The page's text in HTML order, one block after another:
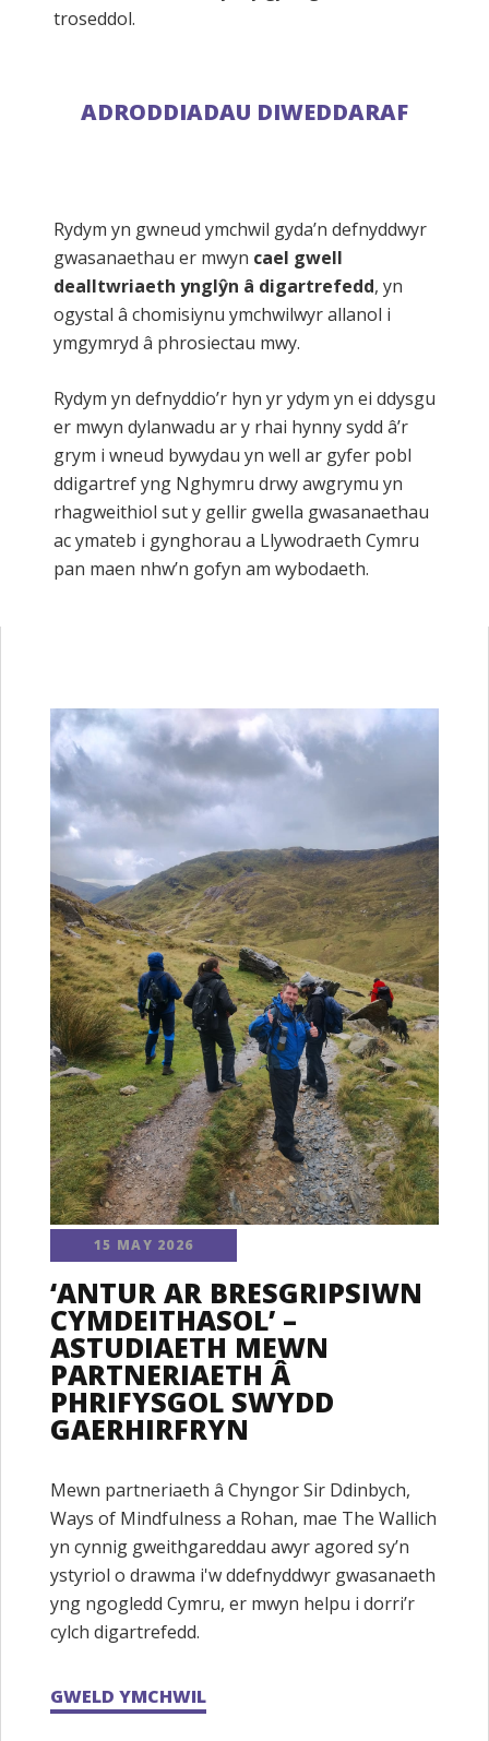
troseddol.
ADRODDIADAU DIWEDDARAF
Rydym yn gwneud ymchwil gyda’n defnyddwyr
gwasanaethau er mwyn cael gwell
dealltwriaeth ynglŷn â digartrefedd, yn
ogystal â chomisiynu ymchwilwyr allanol i
ymgymryd â phrosiectau mwy.
Rydym yn defnyddio’r hyn yr ydym yn ei ddysgu
er mwyn dylanwadu ar y rhai hynny sydd â’r
grym i wneud bywydau yn well ar gyfer pobl
ddigartref yng Nghymru drwy awgrymu yn
rhagweithiol sut y gellir gwella gwasanaethau
ac ymateb i gynghorau a Llywodraeth Cymru
pan maen nhw’n gofyn am wybodaeth.
15 MAY 2026
‘ANTUR AR BRESGRIPSIWN
CYMDEITHASOL’ –
ASTUDIAETH MEWN
PARTNERIAETH Â
PHRIFYSGOL SWYDD
GAERHIRFRYN
Mewn partneriaeth â Chyngor Sir Ddinbych,
Ways of Mindfulness a Rohan, mae The Wallich
yn cynnig gweithgareddau awyr agored sy’n
ystyriol o drawma i'w ddefnyddwyr gwasanaeth
yng ngogledd Cymru, er mwyn helpu i dorri’r
cylch digartrefedd.
GWELD YMCHWIL